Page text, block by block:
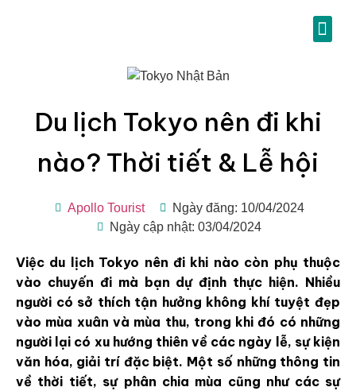
Du lịch Tokyo nên đi khi
nào? Thời tiết & Lễ hội
Apollo Tourist
Ngày đăng: 10/04/2024
Ngày cập nhật: 03/04/2024
Việc du lịch Tokyo nên đi khi nào còn phụ thuộc
vào chuyến đi mà bạn dự định thực hiện. Nhiều
người có sở thích tận hưởng không khí tuyệt đẹp
vào mùa xuân và mùa thu, trong khi đó có những
người lại có xu hướng thiên về các ngày lễ, sự kiện
văn hóa, giải trí đặc biệt. Một số những thông tin
về thời tiết, sự phân chia mùa cũng như các sự